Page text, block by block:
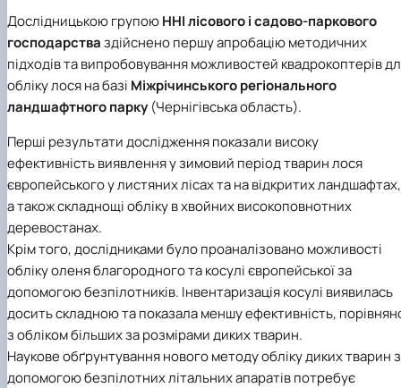
Дослідницькою групоюННІ лісового і садово-паркового
господарстваздійснено першу апробацію методичних
підходів та випробовування можливостей квадрокоптерів
обліку лося на базі Міжрічинського регіонального
ландшафтного парку(Чернігівська область).
Перші результати дослідження показали високу
ефективність виявлення у зимовий період тварин лося
європейського у листяних лісах та на відкритих ландшафтах,
а також складнощі обліку в хвойних високоповнотних
деревостанах.
Крім того, дослідниками було проаналізовано можливості
обліку оленя благородного та косулі європейської за
допомогою безпілотників. Інвентаризація косулі виявилась
досить складною та показала меншу ефективність,
з обліком більших за розмірами диких тварин.
Наукове обґрунтування нового методу обліку диких тварин
допомогою безпілотних літальних апаратів потребує